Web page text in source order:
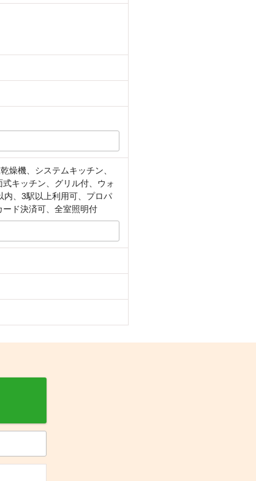
燥機、システムキッチン、
キッチン、グリル付、ウォ
内、3駅以上利用可、プロパ
ド決済可、全室照明付